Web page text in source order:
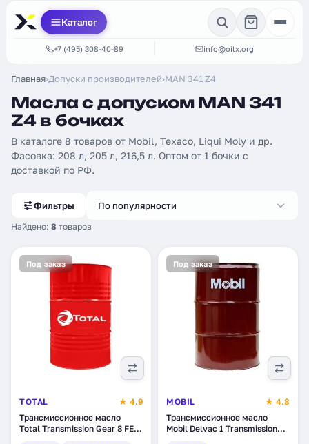
Каталог
+7 (495) 308-40-89 info@oilx.org
Главная›Допуски производителей›MAN 341 Z4
Масла с допуском MAN 341
Z4 в бочках
В каталоге 8 товаров от Mobil, Texaco, Liqui Moly и др.
Фасовка: 208 л, 205 л, 216,5 л. Оптом от 1 бочки с
доставкой по РФ.
Фильтры
Найдено: 8 товаров
По популярности
Под заказ
TOTAL
★ 4.9
Трансмиссионное масло
Total Transmission Gear 8 FE
Под заказ
MOBIL
★ 4.8
Трансмиссионное масло
Mobil Delvac 1 Transmission